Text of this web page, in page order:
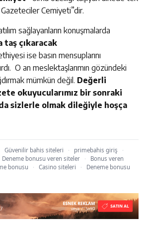
Cemiyeti”dir.
sağlayanların konuşmalarda
taş çıkaracak
ise basın mensuplarını
O an meslektaşlarımın gözündeki
mümkün değil. Değerli
okuyucularımız bir sonraki
sizlerle olmak dileğiyle hoşça
Güvenilir bahis siteleri · primebahis giriş
·
Deneme bonusu veren siteler ·
Bonus veren
bonusu · Casino siteleri ·
Deneme bonusu